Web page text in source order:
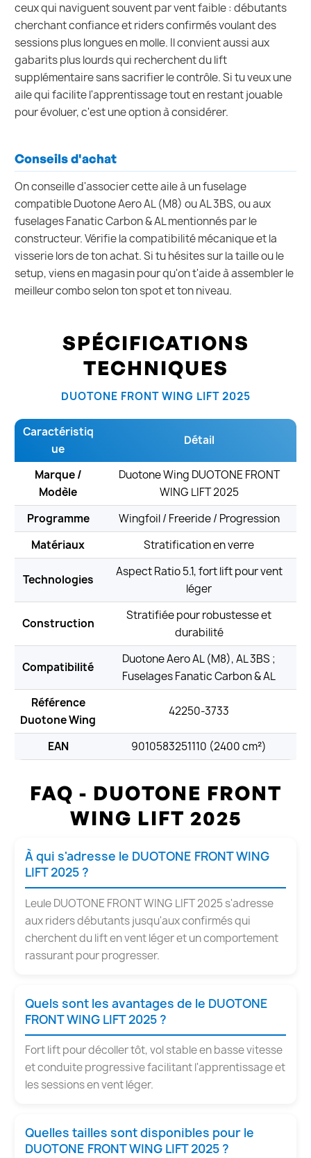
ceux qui naviguent souvent par vent faible : débutants
cherchant confiance et riders confirmés voulant des
sessions plus longues en molle. Il convient aussi aux
gabarits plus lourds qui recherchent du lift
supplémentaire sans sacrifier le contrôle. Si tu veux une
aile qui facilite l'apprentissage tout en restant jouable
pour évoluer, c'est une option à considérer.
Conseils d'achat
On conseille d'associer cette aile à un fuselage
compatible Duotone Aero AL (M8) ou AL 3BS, ou aux
fuselages Fanatic Carbon & AL mentionnés par le
constructeur. Vérifie la compatibilité mécanique et la
visserie lors de ton achat. Si tu hésites sur la taille ou le
setup, viens en magasin pour qu'on t'aide à assembler le
meilleur combo selon ton spot et ton niveau.
SPÉCIFICATIONS
TECHNIQUES
DUOTONE FRONT WING LIFT 2025
Caractéristiq
ue
Détail
Marque /
Modèle
Duotone Wing DUOTONE FRONT
WING LIFT 2025
Programme
Wingfoil / Freeride / Progression
Matériaux
Stratification en verre
Technologies
Aspect Ratio 5.1, fort lift pour vent
léger
Construction
Stratifiée pour robustesse et
durabilité
Compatibilité
Duotone Aero AL (M8), AL 3BS ;
Fuselages Fanatic Carbon & AL
Référence
Duotone Wing
42250-3733
EAN 9010583251110 (2400 cm²)
FAQ - DUOTONE FRONT
WING LIFT 2025
À qui s'adresse le DUOTONE FRONT WING
LIFT 2025 ?
Leule DUOTONE FRONT WING LIFT 2025 s'adresse
aux riders débutants jusqu'aux confirmés qui
cherchent du lift en vent léger et un comportement
rassurant pour progresser.
Quels sont les avantages de le DUOTONE
FRONT WING LIFT 2025 ?
Fort lift pour décoller tôt, vol stable en basse vitesse
et conduite progressive facilitant l'apprentissage et
les sessions en vent léger.
Quelles tailles sont disponibles pour le
DUOTONE FRONT WING LIFT 2025 ?